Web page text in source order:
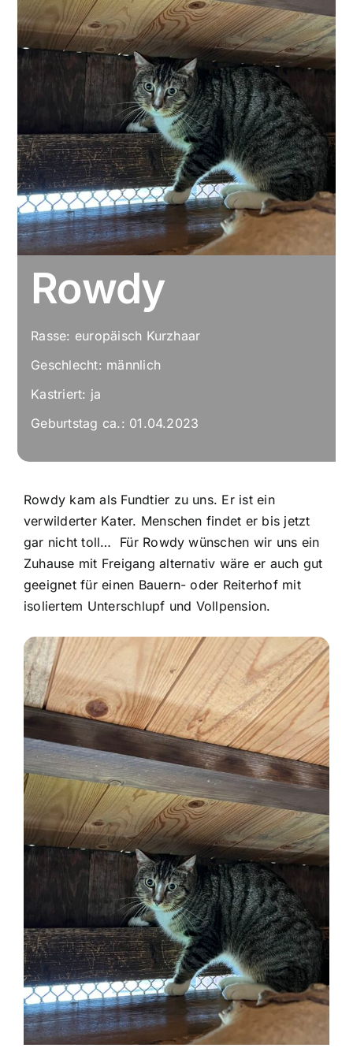
Rowdy
Rasse: europäisch Kurzhaar
Geschlecht: männlich
Kastriert: ja
Geburtstag ca.: 01.04.2023
Rowdy kam als Fundtier zu uns. Er ist ein
verwilderter Kater. Menschen findet er bis jetzt
gar nicht toll… Für Rowdy wünschen wir uns ein
Zuhause mit Freigang alternativ wäre er auch gut
geeignet für einen Bauern- oder Reiterhof mit
isoliertem Unterschlupf und Vollpension.